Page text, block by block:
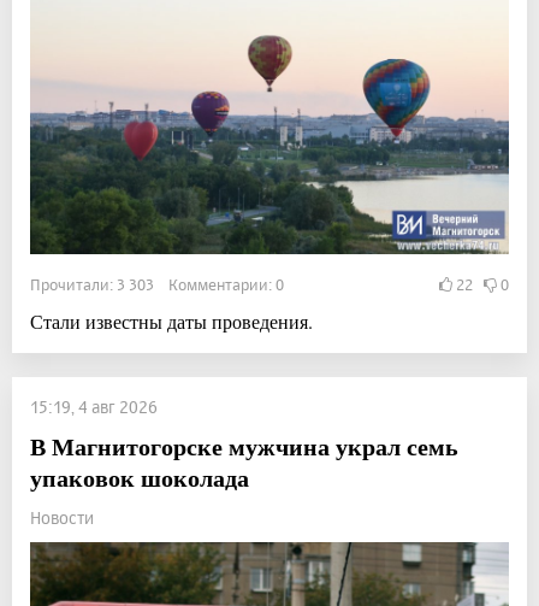
Прочитали: 3 303 Комментарии: 0 22 0
Стали известны даты проведения.
15:19, 4 авг 2026
В Магнитогорске мужчина украл семь
упаковок шоколада
Новости